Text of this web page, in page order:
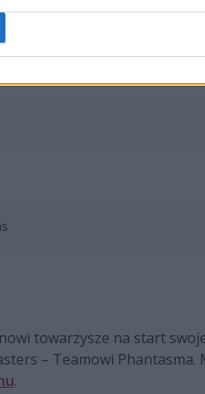
towarzysze na start
– Teamowi Phantasma.
.